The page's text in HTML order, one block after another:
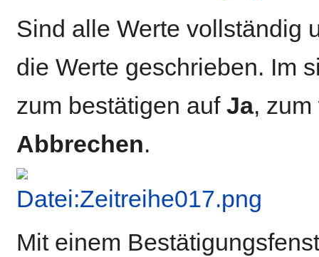
Sind alle Werte vollständig
die Werte geschrieben. Im
zum bestätigen auf Ja,
Abbrechen.
Mit einem